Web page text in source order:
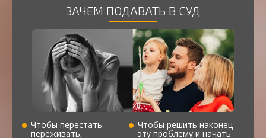
ЗАЧЕМ ПОДАВАТЬ В СУД
Чтобы перестать
переживать,
Чтобы решить наконец
эту проблему и начать